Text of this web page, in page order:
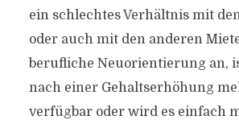
ein schlechtes Verhältnis mit
oder auch mit den anderen
berufliche Neuorientierung an,
nach einer Gehaltserhöhung
verfügbar oder wird es einfach